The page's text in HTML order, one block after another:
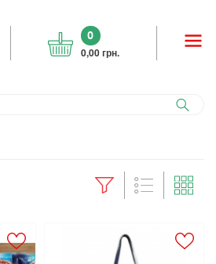
0
0,00 грн.